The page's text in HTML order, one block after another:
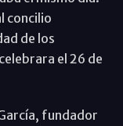
concilio
de los
el 26 de
fundador